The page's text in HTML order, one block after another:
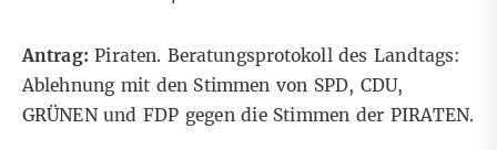
Antrag:Piraten. Beratungsprotokoll des Landtags:
Ablehnung mit den Stimmen von SPD, CDU,
GRÜNEN und FDP gegen die Stimmen der PIRATEN.